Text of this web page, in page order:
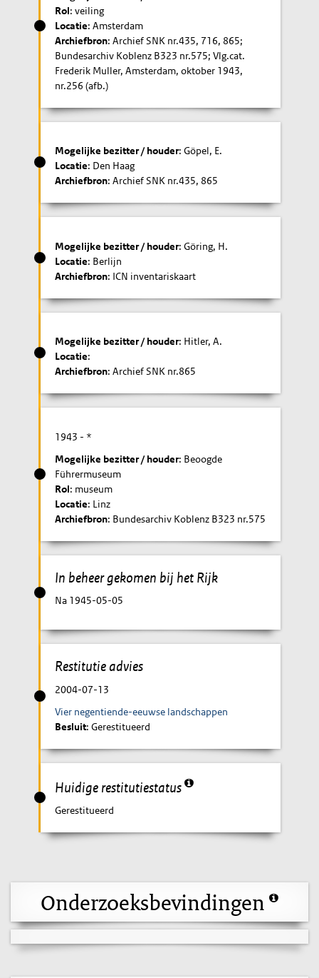
Rol: veiling
Locatie: Amsterdam
Archiefbron: Archief SNK nr.435, 716, 865;
Bundesarchiv Koblenz B323 nr.575; Vlg.cat.
Frederik Muller, Amsterdam, oktober 1943,
nr.256 (afb.)
Mogelijke bezitter / houder: Göpel, E.
Locatie: Den Haag
Archiefbron: Archief SNK nr.435, 865
Mogelijke bezitter / houder: Göring, H.
Locatie: Berlijn
Archiefbron: ICN inventariskaart
Mogelijke bezitter / houder: Hitler, A.
Locatie:
Archiefbron: Archief SNK nr.865
1943 - *
Mogelijke bezitter / houder: Beoogde
Führermuseum
Rol: museum
Locatie: Linz
Archiefbron: Bundesarchiv Koblenz B323 nr.575
In beheer gekomen bij het Rijk
Na 1945-05-05
Restitutie advies
2004-07-13
Vier negentiende-eeuwse landschappen
Besluit: Gerestitueerd
Huidige restitutiestatus
Gerestitueerd
Onderzoeksbevindingen